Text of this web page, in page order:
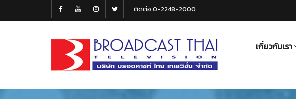
ติดต่อ 0-2248-2000
Thai
เกี่ยวกับเรา